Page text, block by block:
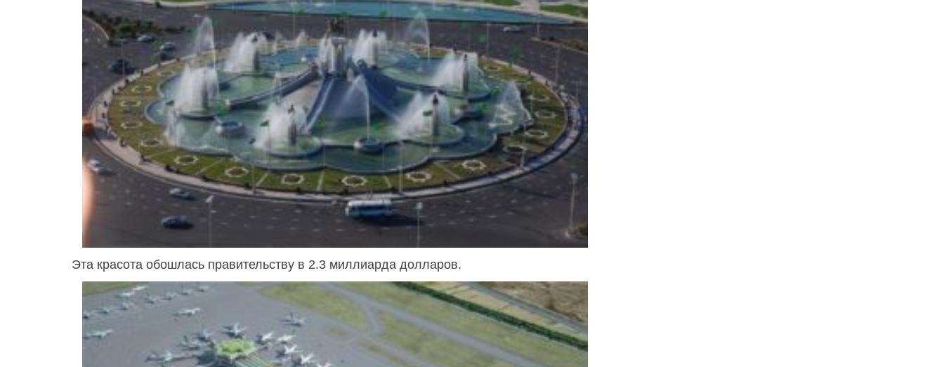
Эта красота обошлась правительству в 2.3 миллиарда долларов.